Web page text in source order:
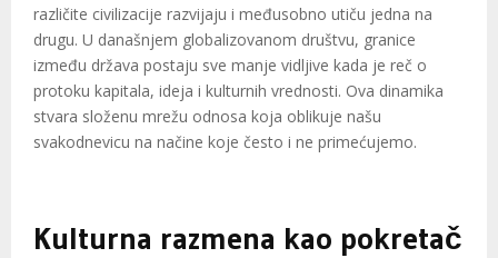
različite civilizacije razvijaju i međusobno utiču jedna na
drugu. U današnjem globalizovanom društvu, granice
između država postaju sve manje vidljive kada je reč o
protoku kapitala, ideja i kulturnih vrednosti. Ova dinamika
stvara složenu mrežu odnosa koja oblikuje našu
svakodnevicu na načine koje često i ne primećujemo.
Kulturna razmena kao pokretač